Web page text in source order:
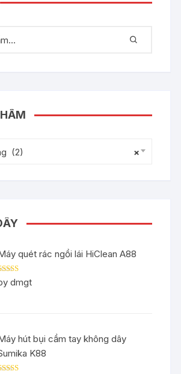
×
(2)
quét rác ngồi lái HiClean A88
5out
5 dmgt
hút bụi cầm tay không dây
K88